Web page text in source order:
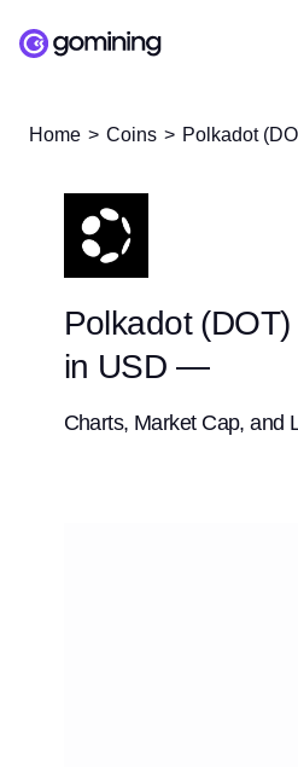
Home Coins Polkadot
Polkadot
in USD —
Charts, Market Cap, and